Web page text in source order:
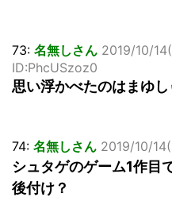
73: 名無しさん 2019/10/
ID:PhcUSzoz0
思い浮かべたのはまゆし
74: 名無しさん 2019/10/
シュタゲのゲーム1作目
後付け？